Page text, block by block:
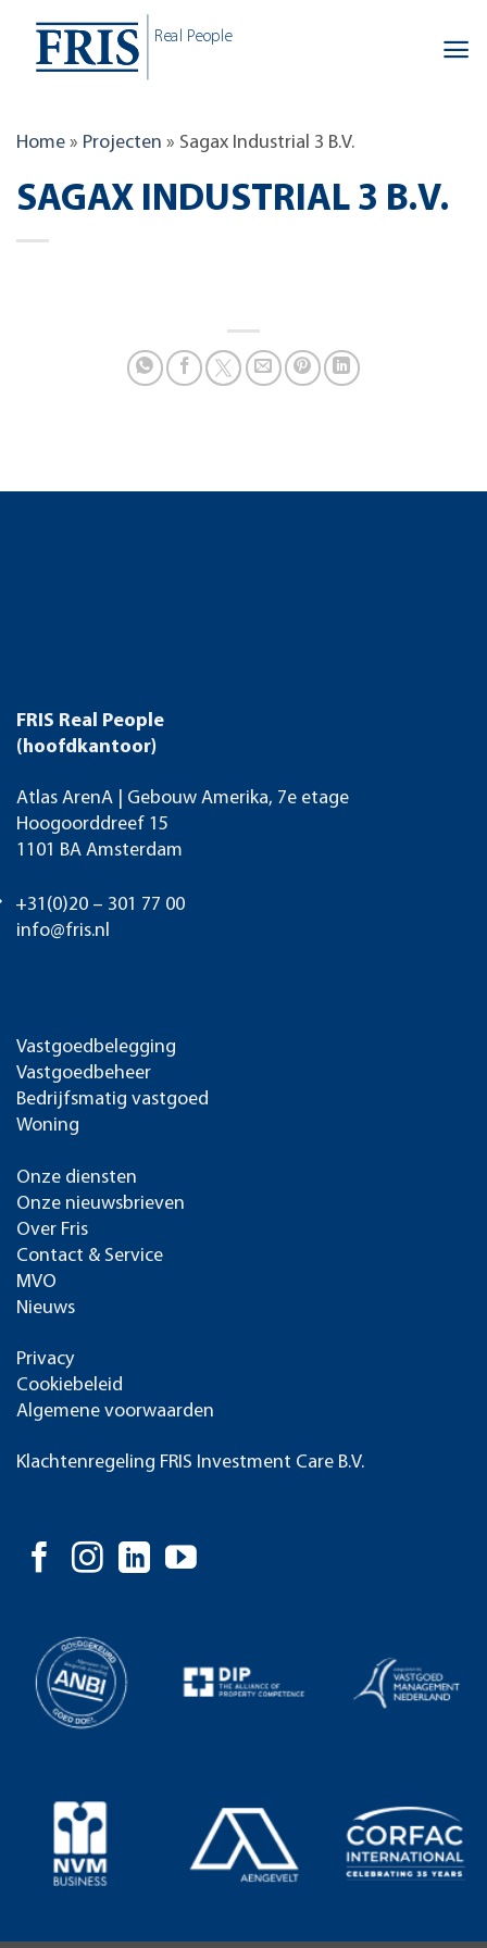
content
Real People
Home » Projecten » Sagax Industrial 3 B.V.
SAGAX INDUSTRIAL 3 B.V.
FRIS Real People
(hoofdkantoor)
Atlas ArenA | Gebouw Amerika, 7e etage
Hoogoorddreef 15
1101 BA Amsterdam
+31(0)20 – 301 77 00
info@fris.nl
Vastgoedbelegging
Vastgoedbeheer
Bedrijfsmatig vastgoed
Woning
Onze diensten
Onze nieuwsbrieven
Over Fris
Contact & Service
MVO
Nieuws
Privacy
Cookiebeleid
Algemene voorwaarden
Klachtenregeling FRIS Investment Care B.V.